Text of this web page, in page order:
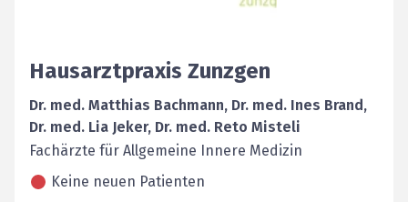
Hausarztpraxis Zunzgen
Dr. med. Matthias Bachmann, Dr. med. Ines Brand,
Dr. med. Lia Jeker, Dr. med. Reto Misteli
Fachärzte für Allgemeine Innere Medizin
Keine neuen Patienten